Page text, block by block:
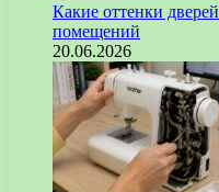
Какие оттенки
помещений
20.06.2026